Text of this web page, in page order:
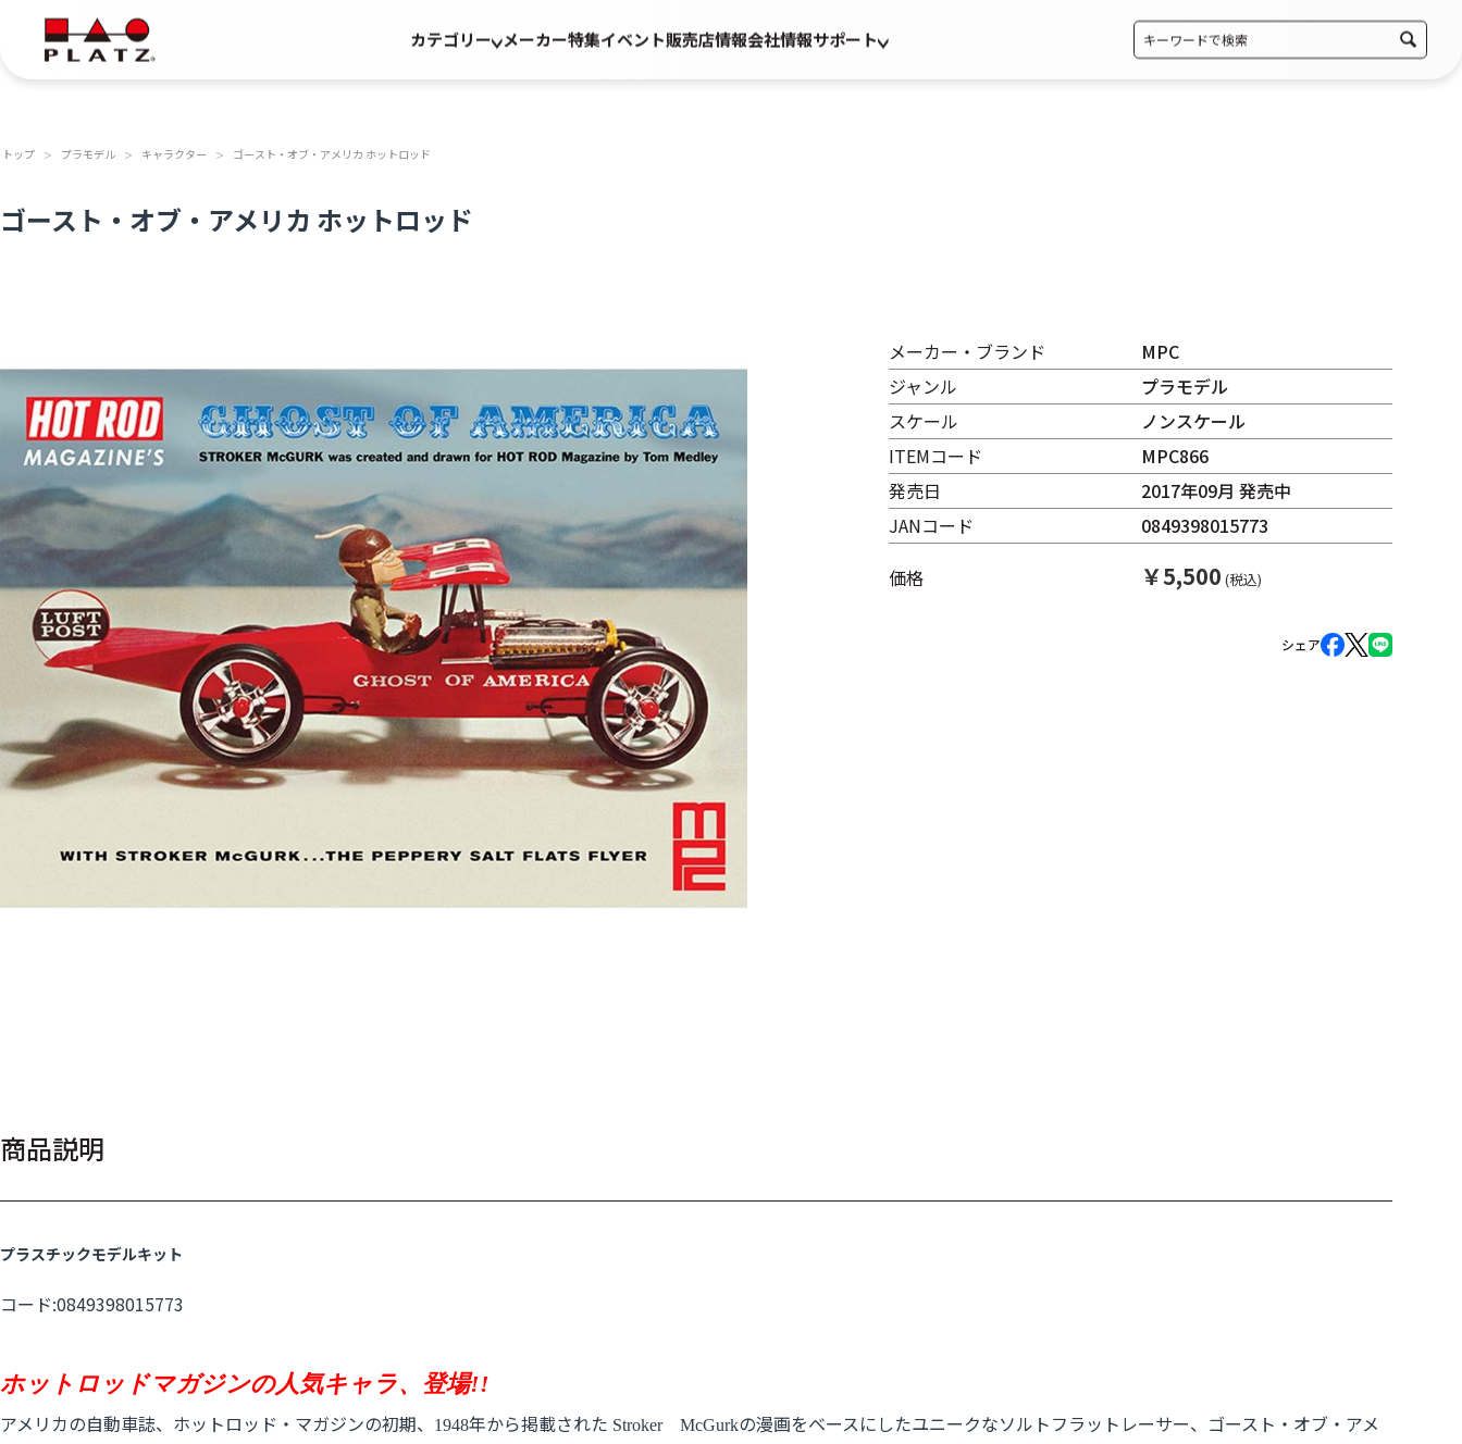
カテゴリー メーカー特集イベント販売店情報会社情報サポート
トップ ＞ プラモデル ＞ キャラクター ＞ ゴースト・オブ・アメリカ ホットロッド
ゴースト・オブ・アメリカ ホットロッド
メーカー・ブランド
MPC
ジャンル
プラモデル
スケール
ノンスケール
ITEMコード
MPC866
発売日
2017年09月 発売中
JANコード
0849398015773
価格
￥5,500 (税込)
シェア
商品説明
プラスチックモデルキット
コード:0849398015773
ホットロッドマガジンの人気キャラ、登場!!
アメリカの自動車誌、ホットロッド・マガジンの初期、 1948年から掲載された Stroker McGurkの漫画をベースにしたユニークなソルトフラットレーサー、ゴースト・オブ・アメ